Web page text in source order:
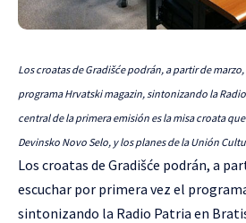
Los croatas de Gradišće podrán, a partir de
programa Hrvatski magazin, sintonizando la
central de la primera emisión es la misa croata
Devinsko Novo Selo, y los planes de la Unión
Los croatas de Gradišće podrán, a
escuchar por primera vez el
sintonizando la Radio Patria en